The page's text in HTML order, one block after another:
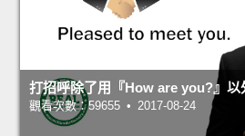
打招呼除了用『How are you?』以
觀看次數：59655 • 2017-08-24